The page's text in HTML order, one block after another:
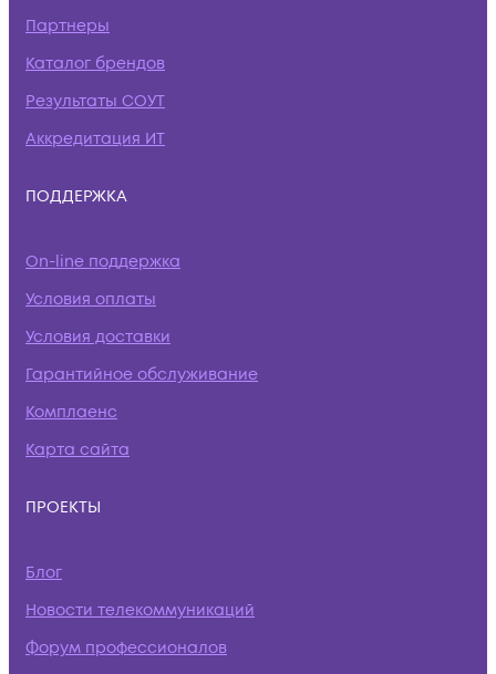
Партнеры
Каталог брендов
Результаты СОУТ
Аккредитация ИТ
ПОДДЕРЖКА
On-line поддержка
Условия оплаты
Условия доставки
Гарантийное обслуживание
Комплаенс
Карта сайта
ПРОЕКТЫ
Блог
Новости телекоммуникаций
Форум профессионалов